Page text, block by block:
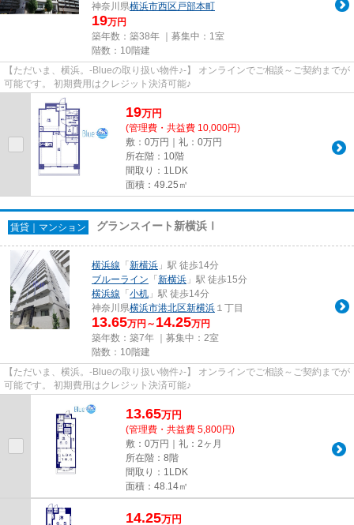
神奈川県横浜市西区 戸部本町
19万円
築年数：築38年 ｜募集中： 1室
階数：10階建
【ただいま、横浜。-Blueの取り扱い物件♪-】 オンラインでご相談～ご契約までが
可能です。 初期費用はクレジット決済可能♪
19万円
(管理費・共益費 10,000円)
敷：0万円｜礼：0万円
所在階：10階
間取り：1LDK
面積：49.25㎡
賃貸｜マンション グランスイート新横浜Ⅰ
横浜線 「 新横浜 」駅 徒歩14分
ブルーライン 「 新横浜 」駅 徒歩15分
横浜線 「 小机 」駅 徒歩14分
神奈川県横浜市港北区新横浜 １丁目
13.65万円～ 14.25万円
築年数：築7年 ｜募集中： 2室
階数：10階建
【ただいま、横浜。-Blueの取り扱い物件♪-】 オンラインでご相談～ご契約までが
可能です。 初期費用はクレジット決済可能♪
13.65万円
(管理費・共益費 5,800円)
敷：0万円｜礼：2ヶ月
所在階：8階
間取り：1LDK
面積：48.14㎡
14.25万円